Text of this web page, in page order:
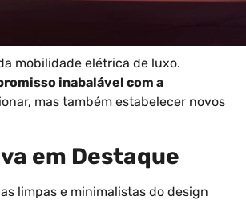
mobilidade elétrica de luxo.
inabalável com a
mas também estabelecer novos
em Destaque
limpas e minimalistas do design